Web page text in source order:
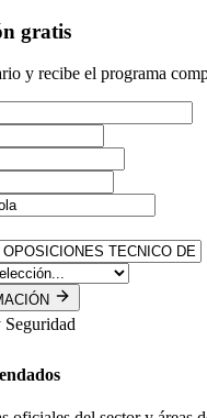
gratis
y recibe el programa
Seguridad